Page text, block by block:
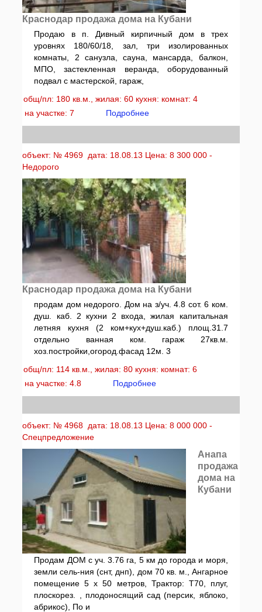
Краснодар продажа дома на Кубани
Продаю в п. Дивный кирпичный дом в трех
уровнях 180/60/18, зал, три изолированных
комнаты, 2 санузла, сауна, мансарда, балкон,
МПО, застекленная веранда, оборудованный
подвал с мастерской, гараж,
общ/пл: 180 кв.м., жилая: 60 кухня: комнат: 4
на участке: 7
Подробнее
объект: № 4969 дата: 18.08.13 Цена: 8 300 000 -
Недорого
Краснодар продажа дома на Кубани
продам дом недорого. Дом на з/уч. 4.8 сот. 6 ком.
душ. каб. 2 кухни 2 входа, жилая капитальная
летняя кухня (2 ком+кух+душ.каб.) площ.31.7
отдельно ванная ком. гараж 27кв.м.
хоз.постройки,огород.фасад 12м. 3
общ/пл: 114 кв.м., жилая: 80 кухня: комнат: 6
на участке: 4.8
Подробнее
объект: № 4968 дата: 18.08.13 Цена: 8 000 000 -
Спецпредложение
Анапа
продажа
дома на
Кубани
Продам ДОМ с уч. 3.76 га, 5 км до города и моря,
земли сель-ния (снт, днп), дом 70 кв. м., Ангарное
помещение 5 х 50 метров, Трактор: Т70, плуг,
плоскорез. , плодоносящий сад (персик, яблоко,
абрикос), По и